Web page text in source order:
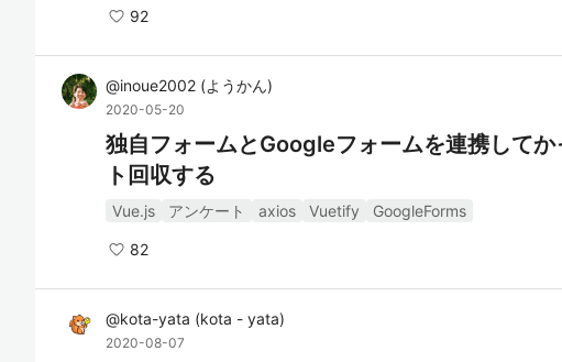
92
@inoue2002 (ようかん)
2020-05-20
独自フォームとGoogleフォームを連携して
ト回収する
Vue.js アンケート axios Vuetify GoogleForms
82
@kota-yata (kota - yata)
2020-08-07